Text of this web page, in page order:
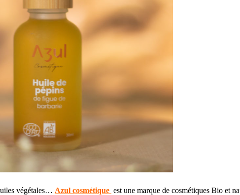
végétales… Azul cosmétique est une marque de cosmétiques Bio et